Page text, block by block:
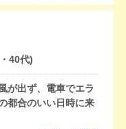
40代)
が出ず、電車でエラ
都合のいい日時に来